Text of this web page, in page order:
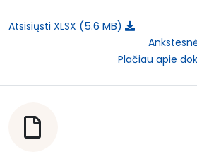
Atsisiųsti XLSX 5.6 MB
Plačiau apie